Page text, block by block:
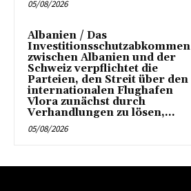
05/08/2026
Albanien / Das
Investitionsschutzabkommen
zwischen Albanien und der
Schweiz verpflichtet die
Parteien, den Streit über den
internationalen Flughafen
Vlora zunächst durch
Verhandlungen zu lösen,...
05/08/2026